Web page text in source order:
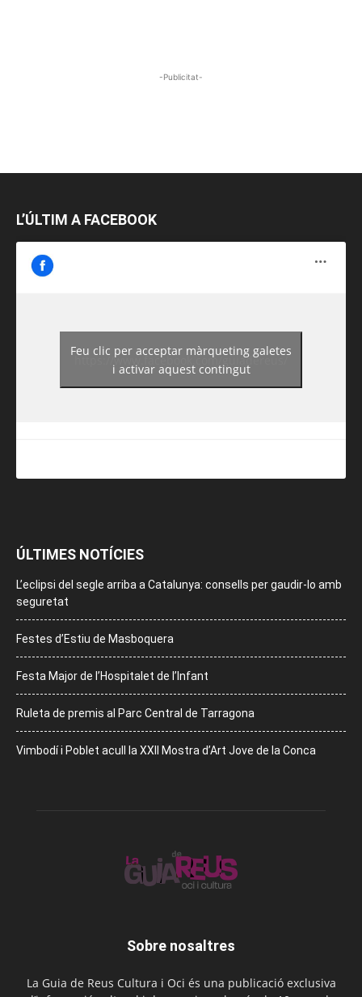
-Publicitat-
L’ÚLTIM A FACEBOOK
https://www.facebook.com/guiadereus/
Feu clic per acceptar màrqueting galetes
i activar aquest contingut
ÚLTIMES NOTÍCIES
L’eclipsi del segle arriba a Catalunya: consells per gaudir-lo amb
seguretat
Festes d’Estiu de Masboquera
Festa Major de l’Hospitalet de l’Infant
Ruleta de premis al Parc Central de Tarragona
Vimbodí i Poblet acull la XXII Mostra d’Art Jove de la Conca
Sobre nosaltres
La Guia de Reus Cultura i Oci és una publicació exclusiva